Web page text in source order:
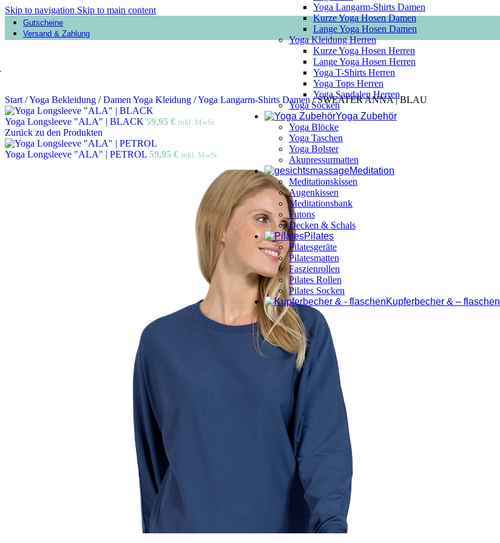
Skip to navigation Skip to main content
Gutscheine
Versand & Zahlung
Yoga Langarm-Shirts Damen
Kurze Yoga Hosen Damen
Lange Yoga Hosen Damen
Yoga Kleidung Herren
Kurze Yoga Hosen Herren
Lange Yoga Hosen Herren
Yoga T-Shirts Herren
Yoga Tops Herren
Yoga Sandalen Herren
Yoga Socken
Yoga Zubehör
Yoga Blöcke
Yoga Taschen
Yoga Bolster
Akupressurmatten
Meditation
Meditationskissen
Augenkissen
Meditationsbank
Futons
Decken & Schals
Pilates
Pilatesgeräte
Pilatesmatten
Faszienrollen
Pilates Rollen
Pilates Socken
Kupferbecher & – flaschen
Start /Yoga Bekleidung / Damen Yoga Kleidung /Yoga Langarm-Shirts Damen / SWEATER ANNA | BLAU
Yoga Longsleeve "ALA" | BLACK 59,95 € inkl. MwSt.
Zurück zu den Produkten
Yoga Longsleeve "ALA" | PETROL 59,95 € inkl. MwSt.